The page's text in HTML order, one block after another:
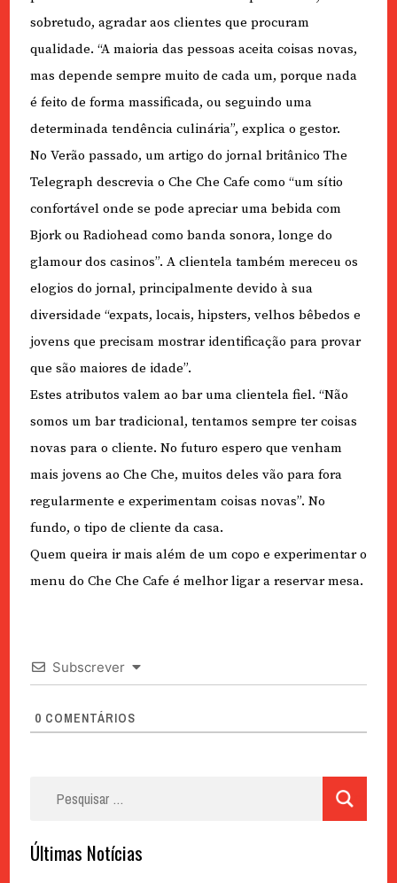
sobretudo, agradar aos clientes que procuram
qualidade. “A maioria das pessoas aceita coisas novas,
mas depende sempre muito de cada um, porque nada
é feito de forma massificada, ou seguindo uma
determinada tendência culinária”, explica o gestor.
No Verão passado, um artigo do jornal britânico The
Telegraph descrevia o Che Che Cafe como “um sítio
confortável onde se pode apreciar uma bebida com
Bjork ou Radiohead como banda sonora, longe do
glamour dos casinos”. A clientela também mereceu os
elogios do jornal, principalmente devido à sua
diversidade “expats, locais, hipsters, velhos bêbedos e
jovens que precisam mostrar identificação para provar
que são maiores de idade”.
Estes atributos valem ao bar uma clientela fiel. “Não
somos um bar tradicional, tentamos sempre ter coisas
novas para o cliente. No futuro espero que venham
mais jovens ao Che Che, muitos deles vão para fora
regularmente e experimentam coisas novas”. No
fundo, o tipo de cliente da casa.
Quem queira ir mais além de um copo e experimentar o
menu do Che Che Cafe é melhor ligar a reservar mesa.
Subscrever
0 COMENTÁRIOS
Últimas Notícias